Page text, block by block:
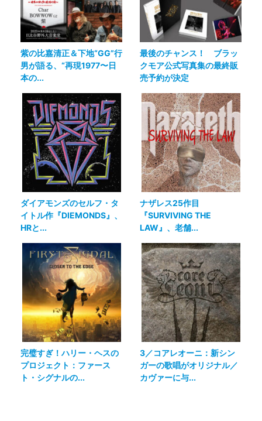
紫の比嘉清正＆下地“GG”行
男が語る、“再現1977〜日
本の...
最後のチャンス！ ブラッ
クモア公式写真集の最終販
売予約が決定
ダイアモンズのセルフ・タ
イトル作『DIEMONDS』、
HRと...
ナザレス25作目
『SURVIVING THE
LAW』、老舗...
完璧すぎ！ハリー・ヘスの
プロジェクト：ファース
ト・シグナルの...
3／コアレオーニ：新シン
ガーの歌唱がオリジナル／
カヴァーに与...